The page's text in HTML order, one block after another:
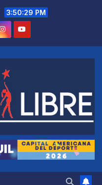
3:50:29 PM